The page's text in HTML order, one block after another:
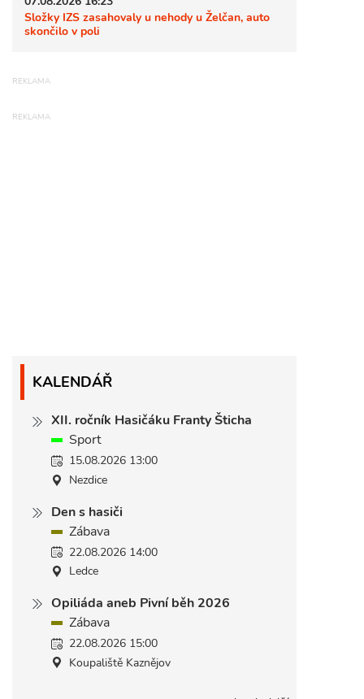
Složky IZS zasahovaly u nehody u Želčan, auto
skončilo v poli
KALENDÁŘ
XII. ročník Hasičáku Franty Šticha
Sport
15.08.2026 13:00
Nezdice
Den s hasiči
Zábava
22.08.2026 14:00
Ledce
Opiliáda aneb Pivní běh 2026
Zábava
22.08.2026 15:00
Koupaliště Kaznějov